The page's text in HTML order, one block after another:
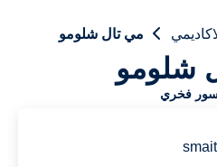
مي تال شلومو
شلومو
فخري